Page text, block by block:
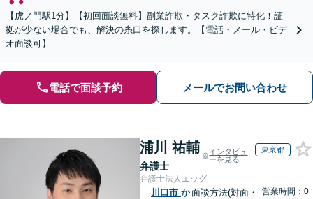
【虎ノ門駅1分】【初回面談無料】副業詐欺・タスク詐欺に特化！証
拠が少ない場合でも、解決の糸口を探します。【電話・メール・ビデ
オ面談可】
電話で面談予約 メールでお問い合わせ
浦川 祐輔
弁護士
インタビュ
ーを見る
東京都
弁護士法人エッグ
川口市 か面談方法(対面・
営業時間：0